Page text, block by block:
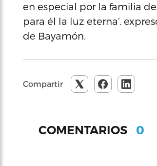
en especial por la familia
para él la luz eterna’.
de Bayamón.
Compartir
COMENTARIOS 0